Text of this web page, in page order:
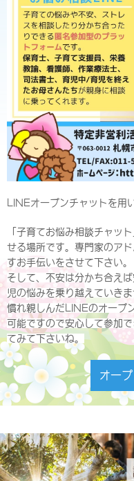
LINEオープンチャットを用
「子育てお悩み相談チャッ
せる場所です。専門家のア
すお手伝いをさせて下さい。
そして、不安は分かち合え
児の悩みを乗り越えていきま
慣れ親しんだLINEのオープ
可能ですので安心して参加
てみて下さいね。
オー